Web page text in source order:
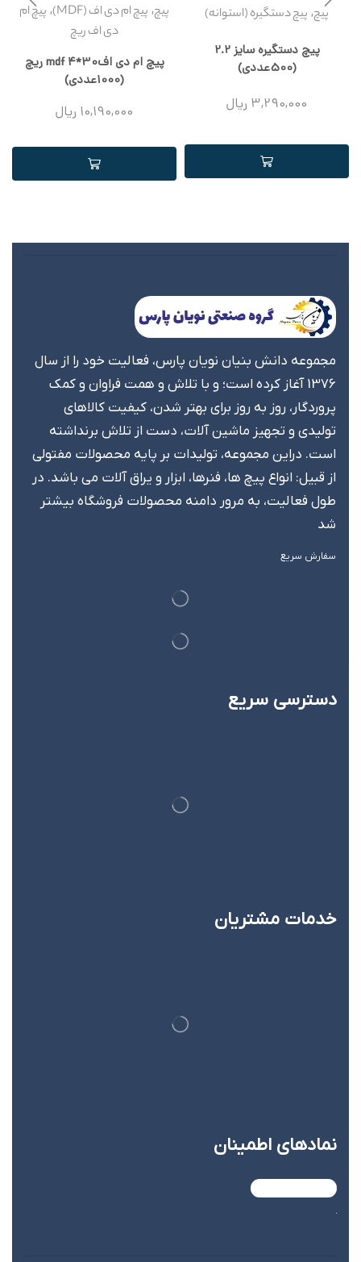
پیچ, پیچ دستگیره (استوانه)
پیچ دستگیره سایز 2.2
(500عددی)
3,290,000 ریال
پیچ, پیچ ام دی اف (MDF) , پیچ ام
دی اف ریچ
پیچ ام دی افmdf 4*30 ریچ
(1000عددی)
10,190,000 ریال
مجموعه دانش بنیان نویان پارس، فعالیت خود را از سال
1376 آغاز کرده است؛ و با تلاش و همت فراوان و کمک
پروردگار، روز به روز برای بهتر شدن، کیفیت کالاهای
تولیدی و تجهیز ماشین آلات، دست از تلاش برنداشته
است. دراین مجموعه، تولیدات بر پایه محصولات مفتولی
از قبیل: انواع پیچ ها، فنرها، ابزار و یراق آلات می باشد. در
طول فعالیت، به مرور دامنه محصولات فروشگاه بیشتر
شد
سفارش سریع
دسترسی سریع
خدمات مشتریان
نماد‌های اطمینان